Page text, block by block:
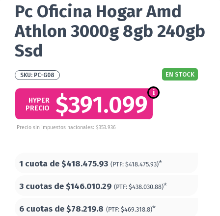
Pc Oficina Hogar Amd
Athlon 3000g 8gb 240gb
Ssd
PC-G08 EN STOCK
$391.099
HYPER
PRECIO
Precio sin impuestos nacionales: $353.936
1 cuota de$418.475.93 (PTF: $418.475.93)*
3 cuotas de$146.010.29 (PTF: $438.030.88)*
6 cuotas de$78.219.8 (PTF: $469.318.8)*